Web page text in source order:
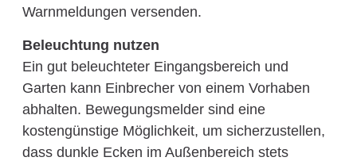
Warnmeldungen versenden.
Beleuchtung nutzen
Ein gut beleuchteter Eingangsbereich und
Garten kann Einbrecher von einem Vorhaben
abhalten. Bewegungsmelder sind eine
kostengünstige Möglichkeit, um sicherzustellen,
dass dunkle Ecken im Außenbereich stets